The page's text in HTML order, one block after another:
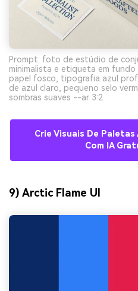
Prompt: foto de estúdio de
minimalista e etiqueta em
papel fosco, tipografia azul
de azul claro, pequeno selo
sombras suaves --ar 3:2
Crie Visuais De Paletas
Com IA
9) Arctic Flame UI